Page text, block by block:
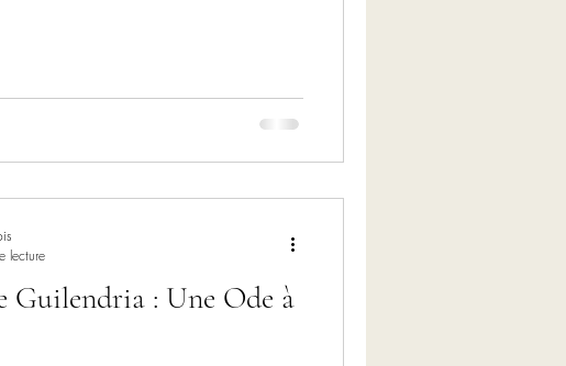
à écrire Nordie, en 2015, j'ai c
Guilendria : Une Ode à
lecture